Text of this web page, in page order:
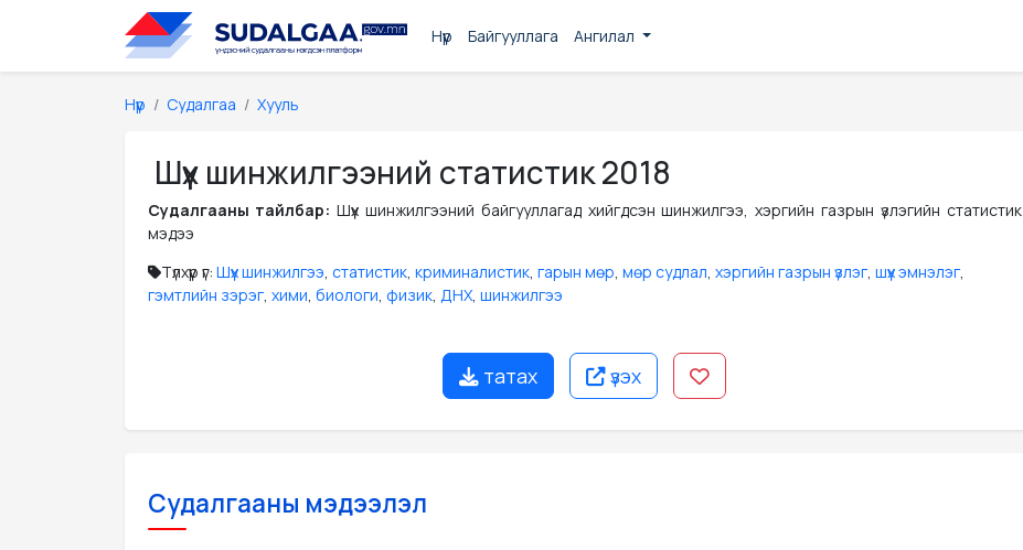
Нүүр Байгууллага Ангилал
Нүүр Судалгаа Хууль
Шүүх шинжилгээний статистик 2018
Судалгааны тайлбар:Шүүх шинжилгээний байгууллагад хийгдсэн шинжилгээ, хэргийн газрын үзлэгийн статистик
мэдээ
Түлхүүр үг: Шүүх шинжилгээ, статистик, криминалистик, гарын мөр, мөр судлал, хэргийн газрын үзлэг, шүүх эмнэлэг,
гэмтлийн зэрэг, хими, биологи, физик, ДНХ, шинжилгээ
татах үзэх
Судалгааны мэдээлэл